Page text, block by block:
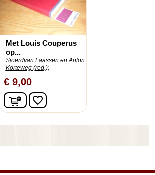
Met Louis Couperus
op...
Sjoerdvan Faassen en Anton
Korteweg (red.);
€ 9,00
In winkelwagen
favorite_border